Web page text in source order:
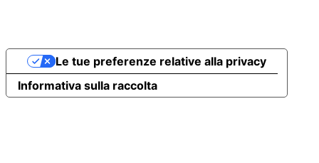
Informativa sulla raccolta
Le tue preferenze relative alla privacy